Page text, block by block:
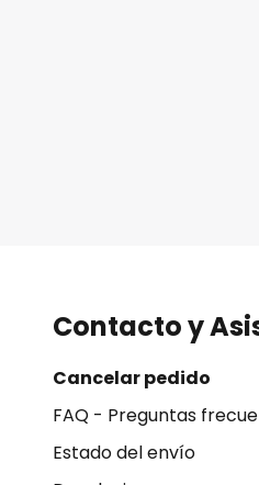
Contacto y
Cancelar pedido
FAQ - Preguntas
Estado del envío